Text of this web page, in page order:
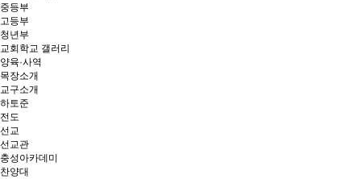
중등부
고등부
청년부
교회학교 갤러리
양육·사역
목장소개
교구소개
하토준
전도
선교
선교관
충성아카데미
찬양대